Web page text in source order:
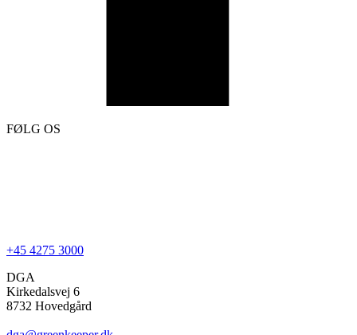
FØLG OS
+45 4275 3000
DGA
Kirkedalsvej 6
8732 Hovedgård